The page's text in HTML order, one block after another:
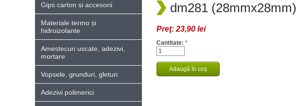
Gips carton și accesorii
Materiale termo și
hidroizolante
Amestecuri uscate, adezivi,
mortare
Vopsele, grunduri, gleturi
Adezivi polimerici
dm281 (28mmx28mm)
Preţ: 23,90 lei
Cantitate: *